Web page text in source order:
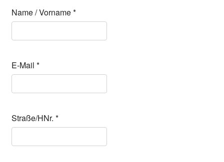
Name / Vor­na­me*
E‑Mail *
Straße/HNr. *